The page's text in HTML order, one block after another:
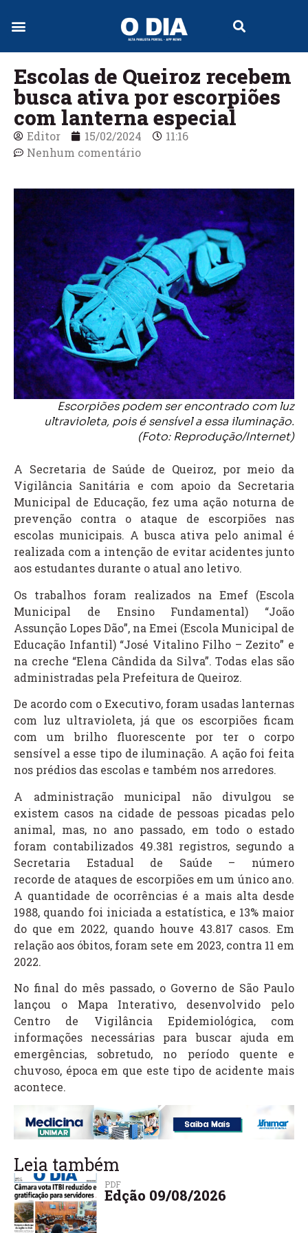
Escolas de Queiroz recebem
busca ativa por escorpiões
com lanterna especial
Editor 15/02/2024
11:16
Nenhum comentário
Escorpiões podem ser encontrado com luz
ultravioleta, pois é sensível a essa iluminação.
(Foto: Reprodução/Internet)
A Secretaria de Saúde de Queiroz, por meio da
Vigilância Sanitária e com apoio da Secretaria
Municipal de Educação, fez uma ação noturna de
prevenção contra o ataque de escorpiões nas
escolas municipais. A busca ativa pelo animal é
realizada com a intenção de evitar acidentes junto
aos estudantes durante o atual ano letivo.
Os trabalhos foram realizados na Emef (Escola
Municipal de Ensino Fundamental) “João
Assunção Lopes Dão”, na Emei (Escola Municipal de
Educação Infantil) “José Vitalino Filho – Zezito” e
na creche “Elena Cândida da Silva”. Todas elas são
administradas pela Prefeitura de Queiroz.
De acordo com o Executivo, foram usadas lanternas
com luz ultravioleta, já que os escorpiões ficam
com um brilho fluorescente por ter o corpo
sensível a esse tipo de iluminação. A ação foi feita
nos prédios das escolas e também nos arredores.
A administração municipal não divulgou se
existem casos na cidade de pessoas picadas pelo
animal, mas, no ano passado, em todo o estado
foram contabilizados 49.381 registros, segundo a
Secretaria Estadual de Saúde – número
recorde de ataques de escorpiões em um único ano.
A quantidade de ocorrências é a mais alta desde
1988, quando foi iniciada a estatística, e 13% maior
do que em 2022, quando houve 43.817 casos. Em
relação aos óbitos, foram sete em 2023, contra 11 em
2022.
No final do mês passado, o Governo de São Paulo
lançou o Mapa Interativo, desenvolvido pelo
Centro de Vigilância Epidemiológica, com
informações necessárias para buscar ajuda em
emergências, sobretudo, no período quente e
chuvoso, época em que este tipo de acidente mais
acontece.
Leia também
PDF
Edção 09/08/2026